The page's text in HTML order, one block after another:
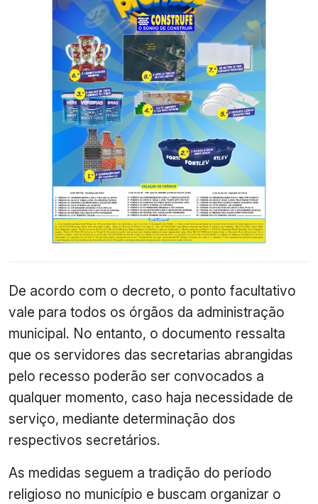
De acordo com o decreto, o ponto facultativo
vale para todos os órgãos da administração
municipal. No entanto, o documento ressalta
que os servidores das secretarias abrangidas
pelo recesso poderão ser convocados a
qualquer momento, caso haja necessidade de
serviço, mediante determinação dos
respectivos secretários.
As medidas seguem a tradição do período
religioso no município e buscam organizar o